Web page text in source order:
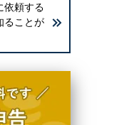
依頼する
ることが